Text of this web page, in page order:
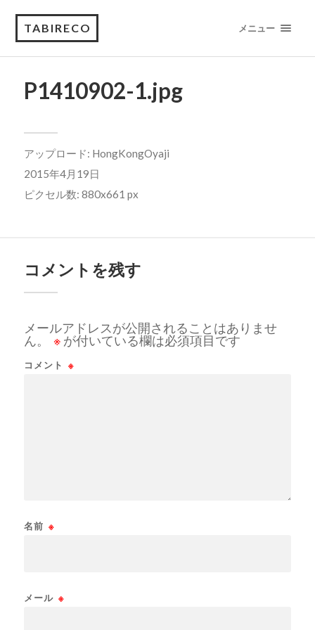
TABIRECO メニュー
P1410902-1.jpg
アップロード: HongKongOyaji
2015年4月19日
ピクセル数: 880x661 px
コメントを残す
メールアドレスが公開されることはありませ
ん。
※ が付いている欄は必須項目です
コメント ※
名前 ※
メール ※